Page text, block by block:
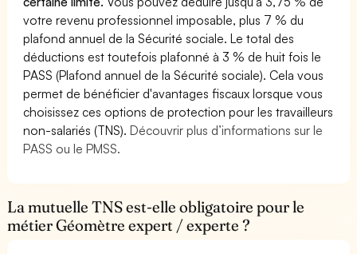
votre revenu professionnel imposable, plus 7 % du
plafond annuel de la Sécurité sociale. Le total des
déductions est toutefois plafonné à 3 % de huit fois le
PASS (Plafond annuel de la Sécurité sociale). Cela vous
permet de bénéficier d'avantages fiscaux lorsque vous
choisissez ces options de protection pour les travailleurs
non-salariés (TNS).Découvrir plus d’informations sur le
PASS ou le PMSS.
La mutuelle TNS est-elle obligatoire pour le
métier Géomètre expert / experte ?